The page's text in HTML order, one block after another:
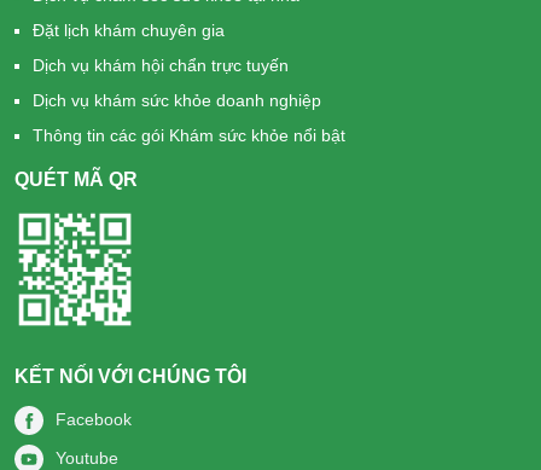
Đặt lịch khám chuyên gia
Dịch vụ khám hội chẩn trực tuyến
Dịch vụ khám sức khỏe doanh nghiệp
Thông tin các gói Khám sức khỏe nổi bật
QUÉT MÃ QR
KẾT NỐI VỚI CHÚNG TÔI
Facebook
Youtube